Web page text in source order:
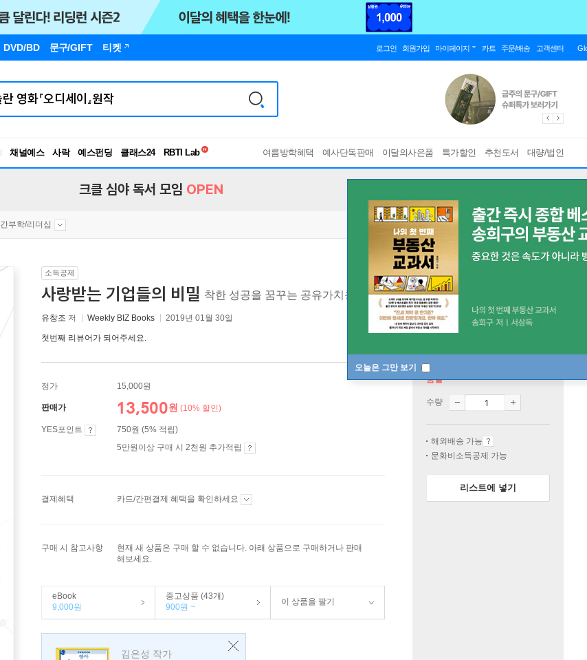
DVD/BD 문구/GIFT 티켓 로그인 회원가입 마이페이지 카트 주문/배송 고객센터
채널예스 사락 예스펀딩 클래스24
독서유형검사
여름방학혜택 예사단독판매 이달의사은품 특가할인 추천도서 대량/법인
오늘은 그만 보기
크클 심야 독서 모임 OPEN
간부학/리더십
소득공제
사랑받는 기업들의 비밀 착한 성공을 꿈꾸는 공유가치창출 경영리더 21인
유창조 저 Weekly BIZ Books 2019년 01월 30일
첫번째 리뷰어가 되어주세요.
정가 15,000원
판매가 13,500원 (10% 할인)
YES포인트
750원 (5% 적립)
5만원이상 구매 시 2천원 추가적립
결제혜택 카드/간편결제 혜택을 확인하세요
구매 시 참고사항
현재 새 상품은 구매 할 수 없습니다. 아래 상품으로 구매하거나 판매
해보세요.
eBook
9,000원
중고상품 (43개)
900원 ~
이 상품을 팔기
김은성 작가
품절
수량
해외배송 가능
문화비소득공제 가능
리스트에 넣기